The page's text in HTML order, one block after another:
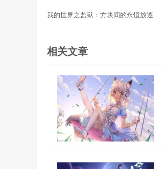
我的世界之监狱：方块间的永恒放逐
相关文章